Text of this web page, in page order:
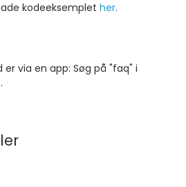
kodeeksemplet her.
via en app: Søg på "faq" i
.